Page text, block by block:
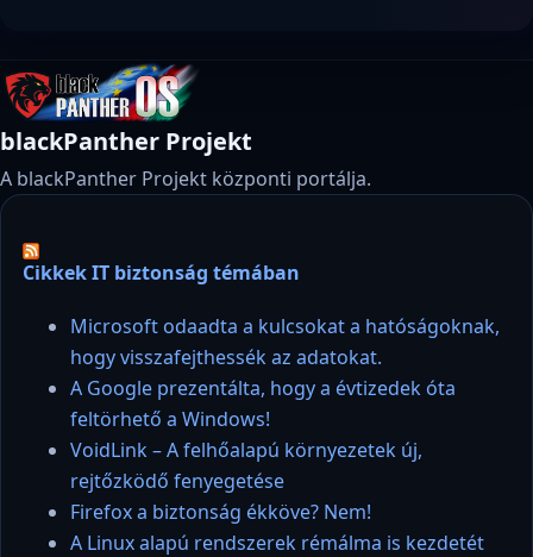
blackPanther Projekt
A blackPanther Projekt központi portálja.
Cikkek IT biztonság témában
Microsoft odaadta a kulcsokat a hatóságoknak,
hogy visszafejthessék az adatokat.
A Google prezentálta, hogy a évtizedek óta
feltörhető a Windows!
VoidLink – A felhőalapú környezetek új,
rejtőzködő fenyegetése
Firefox a biztonság ékköve? Nem!
A Linux alapú rendszerek rémálma is kezdetét